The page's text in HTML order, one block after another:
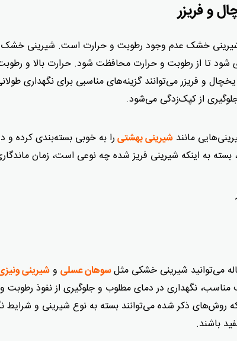
شیرینی خشک عدم وجود رطوبت و حرارت است. شیرینی
تا از رطوبت و حرارت محافظت شود. حرارت بالا و
یخچال و فریزر می‌توانند گزینه‌های مناسبی برای نگهداری
از کپک‌زدگی می‌شود.
مانند شیرینی بهشتیرا به خوبی بسته‌بندی کرده و
بسته به اینکه شیرینی فریز شده چه نوعی است، زمان
می‌توانید شیرینی خشکی مثلسوهان عسلی و شیرینی
نگهداری در دمای مطلوب و جلوگیری از نفوذ رطوبت و
روش‌های ذکر شده می‌توانند بسته به نوع شیرینی و شرایط
باشند.